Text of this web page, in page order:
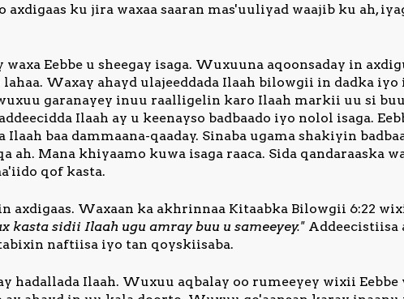
axdigaas ku jira waxaa saaran mas'uuliyad waajib ku ah,
Eebbe u sheegay isaga. Wuxuuna aqoonsaday in
Waxay ahayd ulajeeddada Ilaah bilowgii in dadka iyo
garanayey inuu raalligelin karo Ilaah markii uu si
Ilaah ay u keenayso badbaado iyo nolol isaga.
Ilaah baa dammaana-qaaday. Sinaba ugama shakiyin
ah. Mana khiyaamo kuwa isaga raaca. Sida qandaraaska
qof kasta.
axdigaas. Waxaan ka akhrinnaa Kitaabka Bilowgii 6:22
kasta sidii Ilaah ugu amray buu u sameeyey." Addeecistiisa
naftiisa iyo tan qoyskiisaba.
hadallada Ilaah. Wuxuu aqbalay oo rumeeyey wixii Eebbe